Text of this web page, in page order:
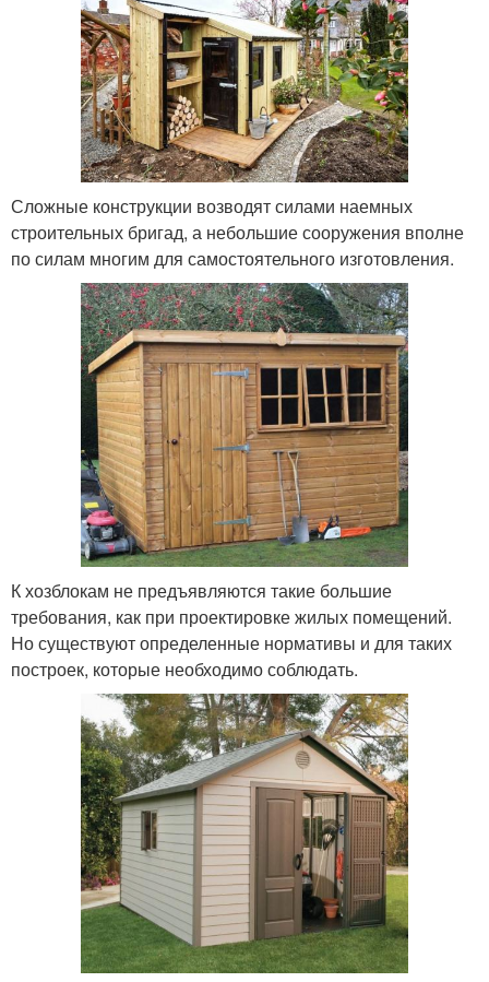
Сложные конструкции возводят силами наемных
строительных бригад, а небольшие сооружения вполне
по силам многим для самостоятельного изготовления.
К хозблокам не предъявляются такие большие
требования, как при проектировке жилых помещений.
Но существуют определенные нормативы и для таких
построек, которые необходимо соблюдать.